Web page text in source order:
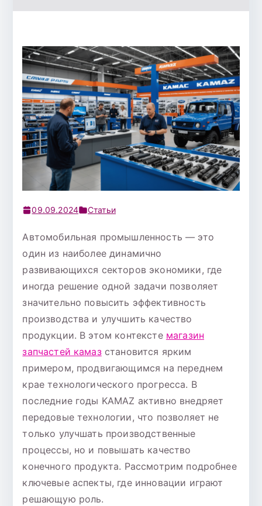
09.09.2024 Статьи
Автомобильная промышленность — это
один из наиболее динамично
развивающихся секторов экономики, где
иногда решение одной задачи позволяет
значительно повысить эффективность
производства и улучшить качество
продукции. В этом контексте магазин
запчастей камазстановится ярким
примером, продвигающимся на переднем
крае технологического прогресса. В
последние годы KAMAZ активно внедряет
передовые технологии, что позволяет не
только улучшать производственные
процессы, но и повышать качество
конечного продукта. Рассмотрим подробнее
ключевые аспекты, где инновации играют
решающую роль.